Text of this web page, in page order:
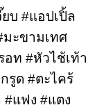
บ #แอปเปิ้ล
มะขามเทศ
ท #หัวไช้เท้า
รูด #ตะไคร้
แฟง #แตง